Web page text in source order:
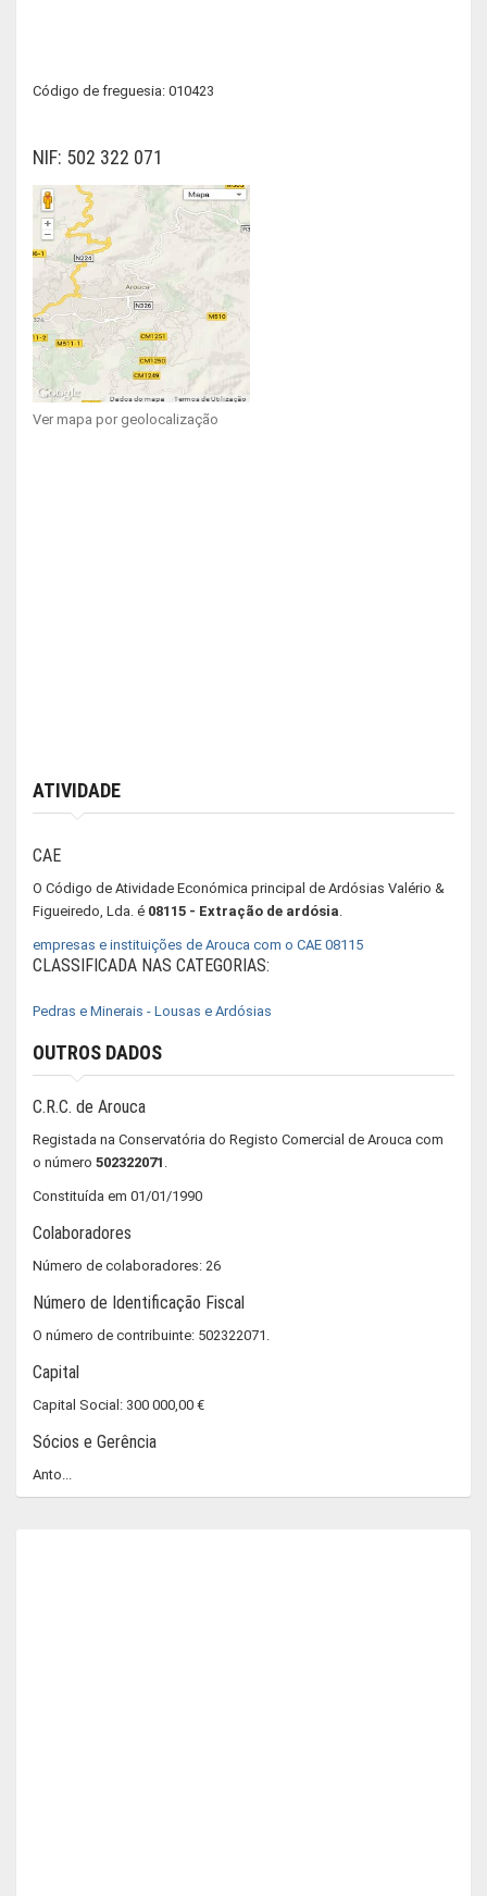
Código de freguesia: 010423
NIF: 502 322 071
Ver mapa por geolocalização
ATIVIDADE
CAE
O Código de Atividade Económica principal de Ardósias Valério &
Figueiredo, Lda. é 08115 - Extração de ardósia.
empresas e instituições de Arouca com o CAE 08115
CLASSIFICADA NAS CATEGORIAS:
Pedras e Minerais - Lousas e Ardósias
OUTROS DADOS
C.R.C. de Arouca
Registada na Conservatória do Registo Comercial de Arouca com
o número 502322071 .
Constituída em 01/01/1990
Colaboradores
Número de colaboradores: 26
Número de Identificação Fiscal
O número de contribuinte: 502322071.
Capital
Capital Social: 300 000,00 €
Sócios e Gerência
Anto...